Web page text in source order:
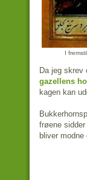
I
Da jeg skrev
gazellens
kagen kan
frøene
bliver modne